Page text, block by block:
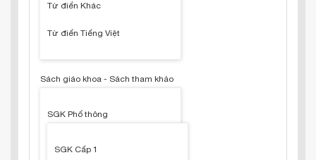
Từ điển Khác
Từ điển Tiếng Việt
Sách giáo khoa - Sách tham khảo
SGK Phổ thông
SGK Cấp 1